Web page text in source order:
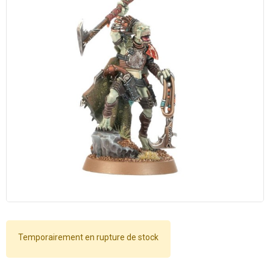
Temporairement en rupture de stock